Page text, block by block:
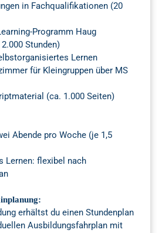
in Fachqualifikationen (20
Programm Haug
Stunden)
Lernen
für Kleingruppen über MS
(ca. 1.000 Seiten)
Abende pro Woche (je 1,5
Lernen: flexibel nach
erhältst du einen Stundenplan
Ausbildungsfahrplan mit